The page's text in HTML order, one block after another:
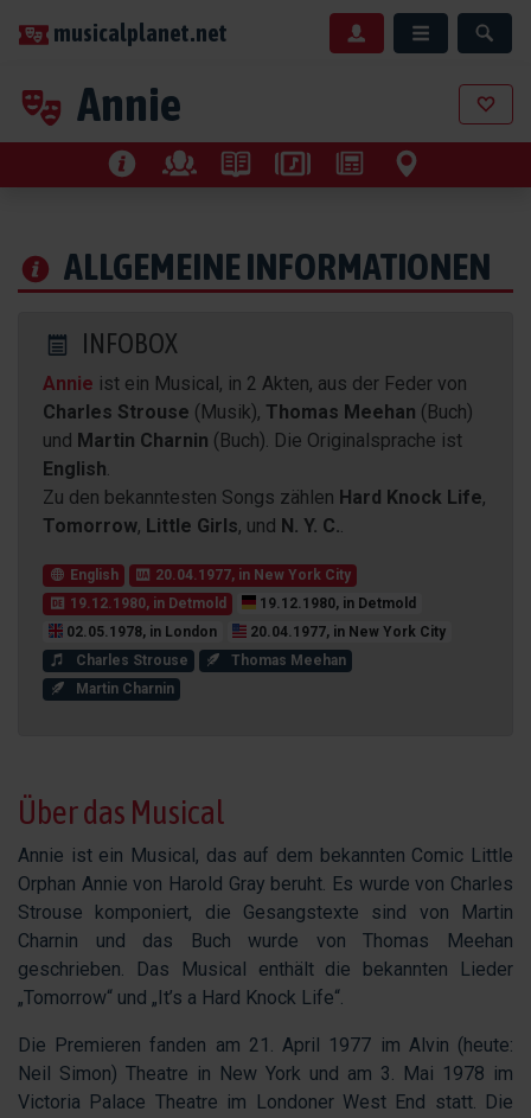
musicalplanet.net
Annie
ALLGEMEINE INFORMATIONEN
INFOBOX
Annie ist ein Musical, in 2 Akten, aus der Feder von
Charles Strouse (Musik), Thomas Meehan (Buch)
und Martin Charnin (Buch). Die Originalsprache ist
English.
Zu den bekanntesten Songs zählen Hard Knock Life,
Tomorrow, Little Girls, und N. Y. C..
English
20.04.1977, in New York City
19.12.1980, in Detmold
19.12.1980, in Detmold
02.05.1978, in London
20.04.1977, in New York City
Charles Strouse
Thomas Meehan
Martin Charnin
Über das Musical
Annie ist ein Musical, das auf dem bekannten Comic Little
Orphan Annie von Harold Gray beruht. Es wurde von Charles
Strouse komponiert, die Gesangstexte sind von Martin
Charnin und das Buch wurde von Thomas Meehan
geschrieben. Das Musical enthält die bekannten Lieder
„Tomorrow“ und „It’s a Hard Knock Life“.
Die Premieren fanden am 21. April 1977 im Alvin (heute:
Neil Simon) Theatre in New York und am 3. Mai 1978 im
Victoria Palace Theatre im Londoner West End statt. Die